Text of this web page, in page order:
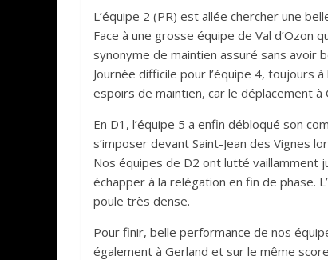
L’équipe 2 (PR) est allée chercher une
Face à une grosse équipe de Val d’Ozon
synonyme de maintien assuré sans avoir
Journée difficile pour l’équipe 4, toujours
espoirs de maintien, car le déplacement
En D1, l’équipe 5 a enfin débloqué son
s’imposer devant Saint-Jean des Vignes
Nos équipes de D2 ont lutté vaillamment
échapper à la relégation en fin de phase.
poule très dense.
Pour finir, belle performance de nos
également à Gerland et sur le même